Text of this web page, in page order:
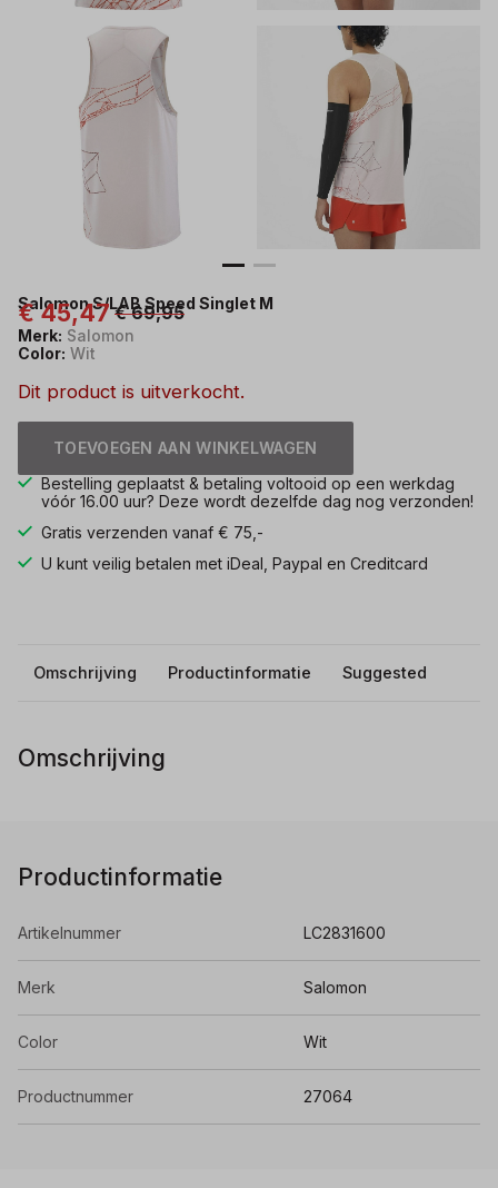
Salomon S/LAB Speed Singlet M
€ 45,47 € 69,95
Merk: Salomon
Color: Wit
Dit product is uitverkocht.
TOEVOEGEN AAN WINKELWAGEN
Bestelling geplaatst & betaling voltooid op een werkdag
vóór 16.00 uur? Deze wordt dezelfde dag nog verzonden!
Gratis verzenden vanaf € 75,-
U kunt veilig betalen met iDeal, Paypal en Creditcard
Omschrijving Productinformatie Suggested
Omschrijving
Productinformatie
Artikelnummer LC2831600
Merk Salomon
Color Wit
Productnummer 27064